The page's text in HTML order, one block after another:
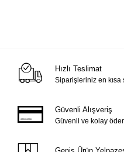
Hızlı Teslimat
Siparişleriniz en kısa
Güvenli Alışveriş
Güvenli ve kolay